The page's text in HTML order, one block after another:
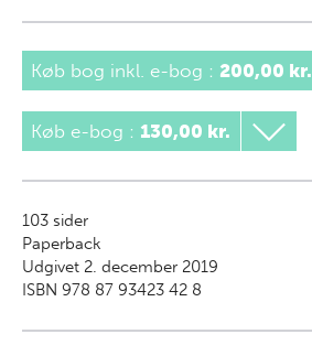
Køb bog inkl. e-bog : 200,00 kr.
Køb e-bog : 130,00 kr.
103 sider
Paperback
Udgivet 2. december 2019
ISBN 978 87 93423 42 8